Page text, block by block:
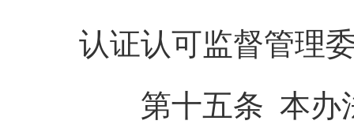
认证认可监督管理
第十五条 本办法